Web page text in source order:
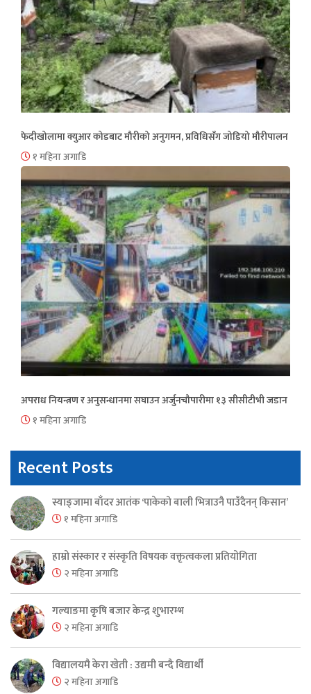
फेदीखोलामा क्युआर कोडबाट मौरीको अनुगमन, प्रविधिसँग जोडियो मौरीपालन
१ महिना अगाडि
अपराध नियन्त्रण र अनुसन्धानमा सघाउन अर्जुनचौपारीमा १३ सीसीटीभी जडान
१ महिना अगाडि
Recent Posts
स्याङ्जामा बाँदर आतंक ‘पाकेको बाली भित्राउनै पाउँदैनन् किसान’
१ महिना अगाडि
हाम्रो संस्कार र संस्कृति विषयक वक्तृत्वकला प्रतियोगिता
२ महिना अगाडि
गल्याङमा कृषि बजार केन्द्र शुभारम्भ
२ महिना अगाडि
विद्यालयमै केरा खेती : उद्यमी बन्दै विद्यार्थी
२ महिना अगाडि